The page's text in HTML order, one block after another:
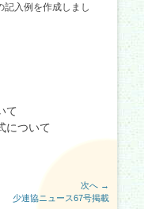
記入例を作成しまし
て
について
次へ →
少連協ニュース67号掲載